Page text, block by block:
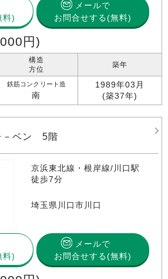
メールで
お問合せする(無料)
円)
構造
方位
鉄筋コンクリート造
南
築年
1989年03月
(築37年)
－ベン 5階
京浜東北線・根岸線/川口駅
徒歩7分
埼玉県川口市川口
メールで
お問合せする(無料)